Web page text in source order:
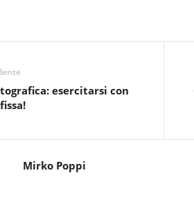
esercitarsi con
Mirko Poppi